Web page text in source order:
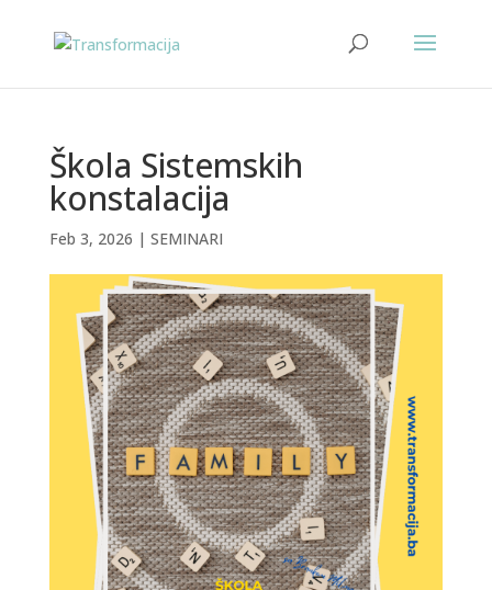
Škola Sistemskih
konstalacija
Feb 3, 2026 | SEMINARI